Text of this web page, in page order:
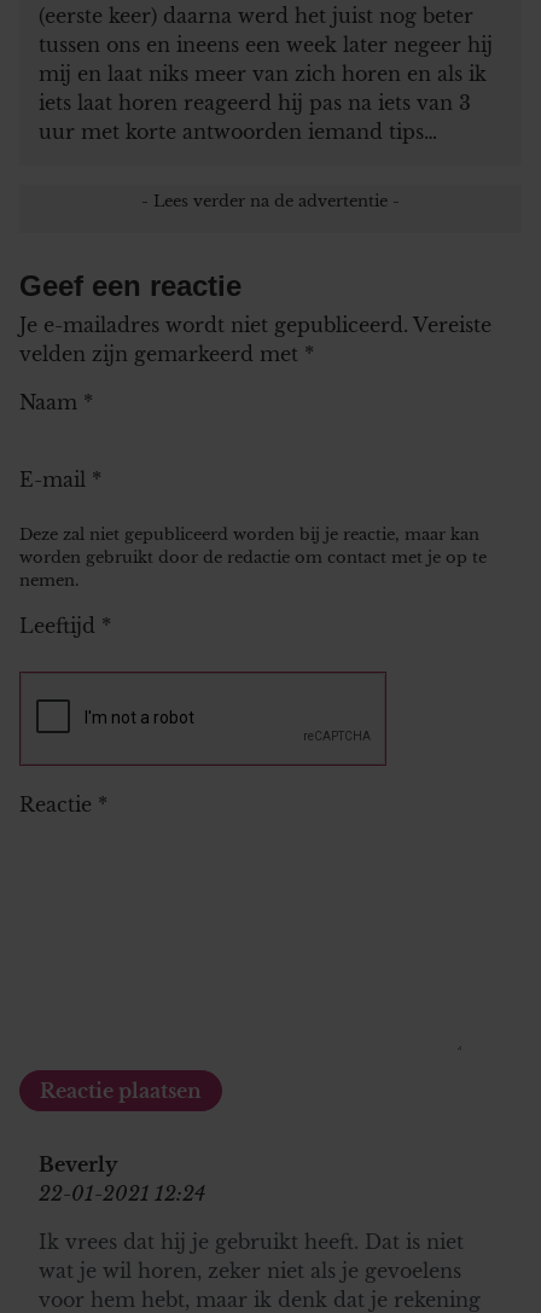
(eerste keer) daarna werd het juist nog beter
tussen ons en ineens een week later negeer hij
mij en laat niks meer van zich horen en als ik
iets laat horen reageerd hij pas na iets van 3
uur met korte antwoorden iemand tips…
Geef een reactie
Je e-mailadres wordt niet gepubliceerd. Vereiste
velden zijn gemarkeerd met *
Naam *
E-mail *
Deze zal niet gepubliceerd worden bij je reactie, maar kan
worden gebruikt door de redactie om contact met je op te
nemen.
Leeftijd *
Reactie *
Beverly
22-01-2021 12:24
Ik vrees dat hij je gebruikt heeft. Dat is niet
wat je wil horen, zeker niet als je gevoelens
voor hem hebt, maar ik denk dat je rekening